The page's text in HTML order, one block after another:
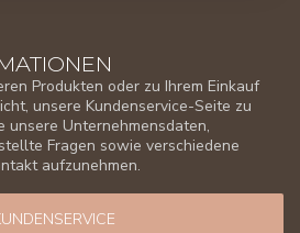
Produkten oder zu Ihrem Einkauf
unsere Kundenservice-Seite zu
unsere Unternehmensdaten,
Fragen sowie verschiedene
aufzunehmen.